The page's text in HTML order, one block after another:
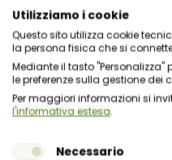
23
Utilizziamo i cookie
Questo sito utilizza cookie
la persona fisica che si
Mediante il tasto
le preferenze sulla gestione dei
Per maggiori informazioni si
l'informativa estesa.
Necessario